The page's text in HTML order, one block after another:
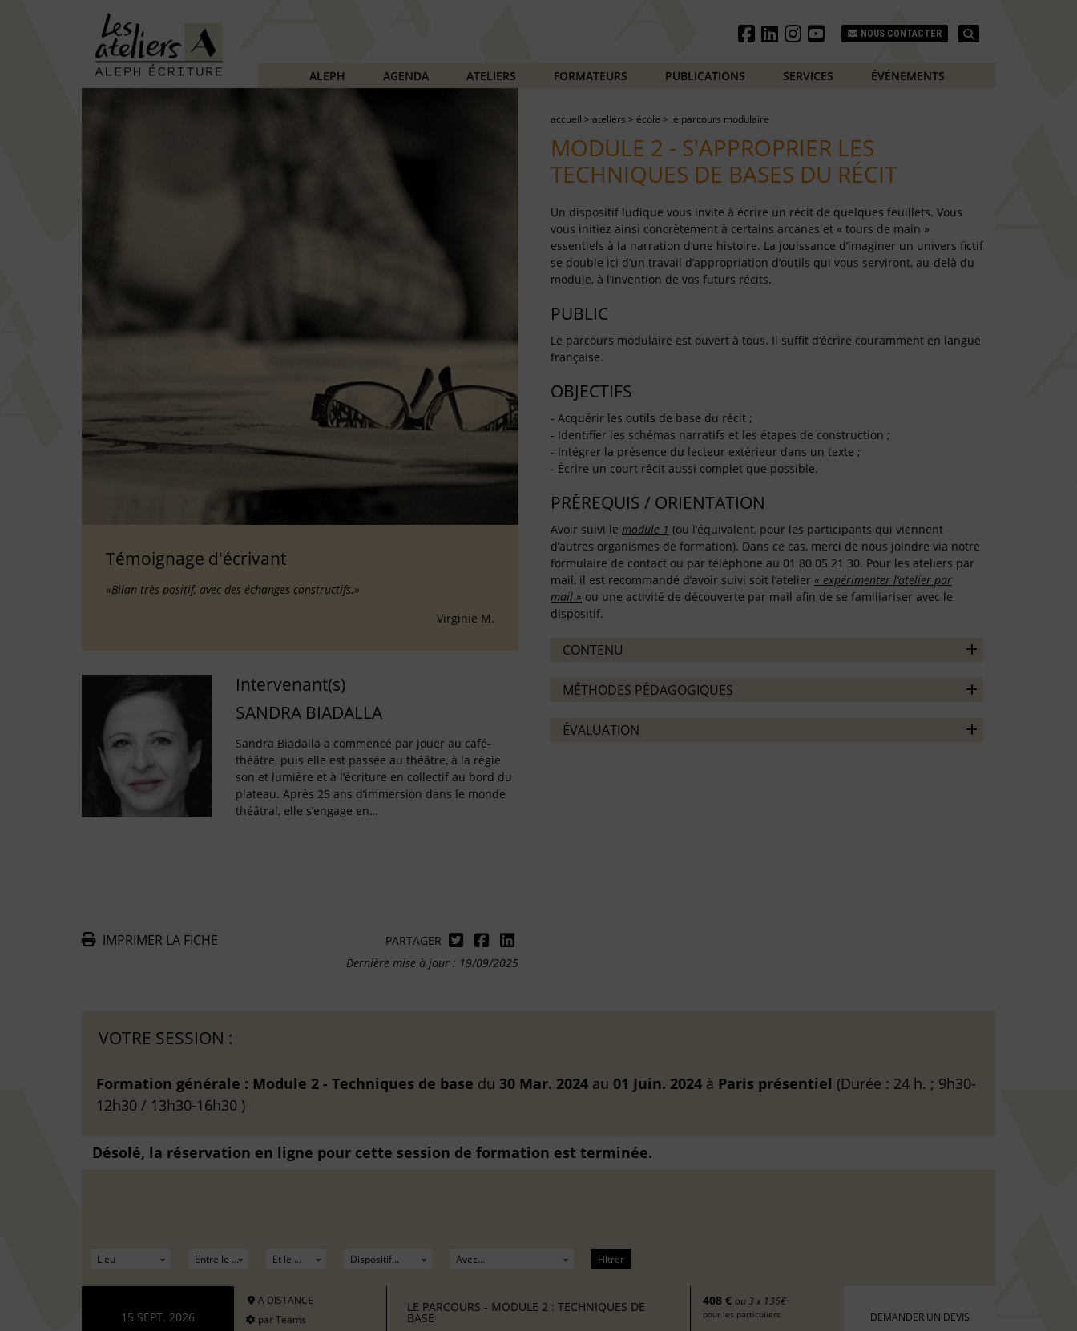
NOUS CONTACTER
ALEPH AGENDA ATELIERS FORMATEURS PUBLICATIONS SERVICES ÉVÉNEMENTS
Témoignage d'écrivant
«Bilan très positif, avec des échanges constructifs.»
Virginie M.
Intervenant(s)
SANDRA BIADALLA
Sandra Biadalla a commencé par jouer au café-
théâtre, puis elle est passée au théâtre, à la régie
son et lumière et à l’écriture en collectif au bord du
plateau. Après 25 ans d’immersion dans le monde
théâtral, elle s’engage en…
IMPRIMER LA FICHE
PARTAGER
Dernière mise à jour : 19/09/2025
accueil > ateliers > école > le parcours modulaire
MODULE 2 - S'APPROPRIER LES
TECHNIQUES DE BASES DU RÉCIT
Un dispositif ludique vous invite à écrire un récit de quelques feuillets. Vous
vous initiez ainsi concrètement à certains arcanes et « tours de main »
essentiels à la narration d’une histoire. La jouissance d’imaginer un univers fictif
se double ici d’un travail d’appropriation d’outils qui vous serviront, au-delà du
module, à l’invention de vos futurs récits.
PUBLIC
Le parcours modulaire est ouvert à tous. Il suffit d’écrire couramment en langue
française.
OBJECTIFS
- Acquérir les outils de base du récit ;
- Identifier les schémas narratifs et les étapes de construction ;
- Intégrer la présence du lecteur extérieur dans un texte ;
- Écrire un court récit aussi complet que possible.
PRÉREQUIS / ORIENTATION
Avoir suivi le module 1 (ou l’équivalent, pour les participants qui viennent
d’autres organismes de formation). Dans ce cas, merci de nous joindre via notre
formulaire de contact ou par téléphone au 01 80 05 21 30. Pour les ateliers par
mail, il est recommandé d’avoir suivi soit l’atelier « expérimenter l’atelier par
mail » ou une activité de découverte par mail afin de se familiariser avec le
dispositif.
CONTENU
MÉTHODES PÉDAGOGIQUES
ÉVALUATION
VOTRE SESSION :
Formation générale : Module 2 - Techniques de base du 30 Mar. 2024 au 01 Juin. 2024 à Paris présentiel (Durée : 24 h. ; 9h30-
12h30 / 13h30-16h30 )
Désolé, la réservation en ligne pour cette session de formation est terminée.
Filtrer
15 SEPT. 2026
A DISTANCE
par Teams
LE PARCOURS - MODULE 2 : TECHNIQUES DE
BASE
408 € ou 3 x 136€
pour les particuliers DEMANDER UN DEVIS